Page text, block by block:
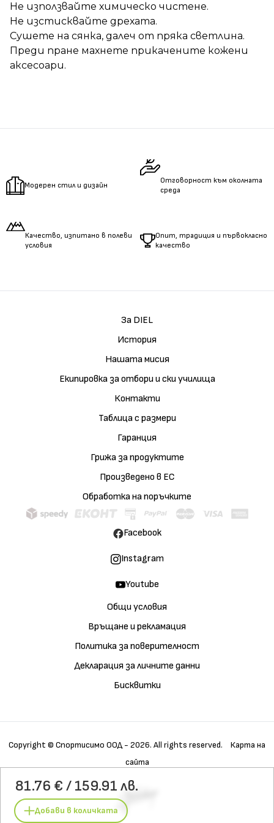
Не използвайте химическо чистене.
Не изстисквайте дрехата.
Сушете на сянка, далеч от пряка светлина.
Преди пране махнете прикачените кожени
аксесоари.
Галерия
Характеристики
Технологии
81.76 € / 159.91 лв.
Добави в количката
Модерен стил и дизайн
Отговорност към околната
среда
Качество, изпитано в полеви
условия
Опит, традиция и първокласно
качество
За DIEL
История
Нашата мисия
Екипировка за отбори и ски училища
Контакти
Таблица с размери
Гаранция
Грижа за продуктите
Произведено в ЕС
Обработка на поръчките
Общи условия
Връщане и рекламация
Политика за поверителност
Декларация за личните данни
Бисквитки
Facebook
Instagram
Youtube
Copyright © Спортисимо ООД - 2026. All rights reserved.
Карта на
сайта